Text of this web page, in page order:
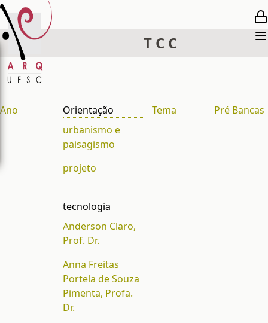
TCC
Ano
Orientação
urbanismo e
paisagismo
projeto
tecnologia
Anderson Claro,
Prof. Dr.
Anna Freitas
Portela de Souza
Pimenta, Profa.
Dr.
Tema Pré Bancas